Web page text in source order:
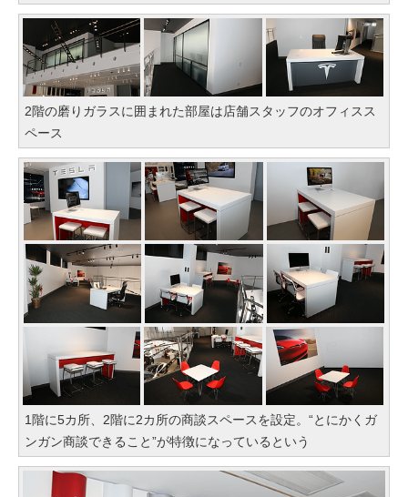
2階の磨りガラスに囲まれた部屋は店舗スタッフのオフィスス
ペース
1階に5カ所、2階に2カ所の商談スペースを設定。“とにかくガ
ンガン商談できること”が特徴になっているという